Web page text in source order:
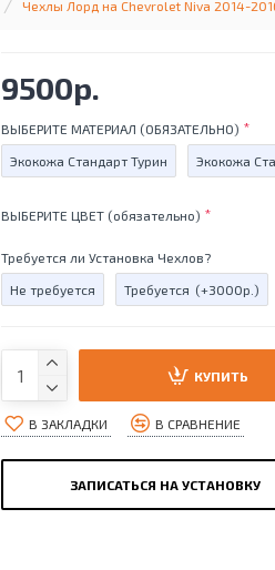
Чехлы Лорд на Chevrolet Niva 2014-
9500р.
ВЫБЕРИТЕ МАТЕРИАЛ (ОБЯЗАТЕЛЬНО)
Экокожа Стандарт Турин Экокожа
ВЫБЕРИТЕ ЦВЕТ (обязательно)
Требуется ли Установка Чехлов?
Не требуется Требуется (+3000р.)
КУПИТЬ
В ЗАКЛАДКИ В СРАВНЕНИЕ
ЗАПИСАТЬСЯ НА УСТАНОВКУ